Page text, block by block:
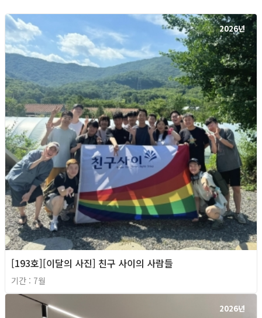
2026년
[193호][이달의 사진] 친구 사이의 사람들
기간 : 7월
2026년